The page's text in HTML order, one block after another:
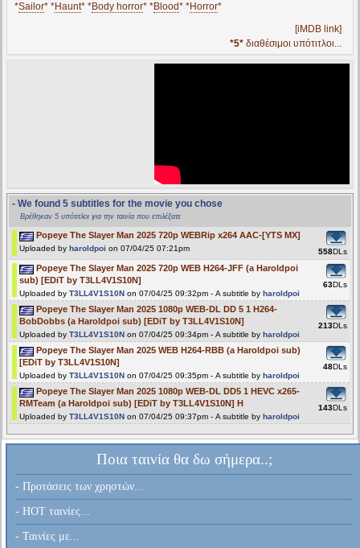
*Sailor* *Haunt* *Body horror* *Blood* *Horror*
[iMDB link]
*5* διαθέσιμοι υπότιτλοι...
- We found 5 subtitles for the movie you chose
Βρέθηκαν 5 υπότιτλοι για την ταινία που επιλέξατε
Popeye The Slayer Man 2025 720p WEBRip x264 AAC-[YTS MX]
Uploaded by haroldpoi on 07/04/25 07:21pm 558DLs
Popeye The Slayer Man 2025 720p WEB H264-JFF (a Haroldpoi
sub) [EDiT by T3LL4V1S10N]
Uploaded by T3LL4V1S10N on 07/04/25 09:32pm - A subtitle by haroldpoi
63DLs
Popeye The Slayer Man 2025 1080p WEB-DL DD 5 1 H264-
BobDobbs (a Haroldpoi sub) [EDiT by T3LL4V1S10N]
Uploaded by T3LL4V1S10N on 07/04/25 09:34pm - A subtitle by haroldpoi
213DLs
Popeye The Slayer Man 2025 WEB H264-RBB (a Haroldpoi sub)
[EDiT by T3LL4V1S10N]
Uploaded by T3LL4V1S10N on 07/04/25 09:35pm - A subtitle by haroldpoi
48DLs
Popeye The Slayer Man 2025 1080p WEB-DL DD5 1 HEVC x265-
RMTeam (a Haroldpoi sub) [EDiT by T3LL4V1S10N] H
Uploaded by T3LL4V1S10N on 07/04/25 09:37pm - A subtitle by haroldpoi
143DLs
Ποια ταινία θα δω σήμερα..;
- Προτάσεις των χρηστών...
- HOT ταινίες...
- Ταινίες με...